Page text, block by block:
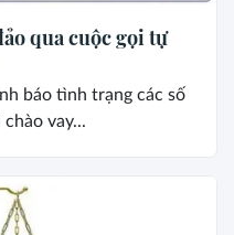
qua cuộc gọi tự
báo tình trạng các số
vay...